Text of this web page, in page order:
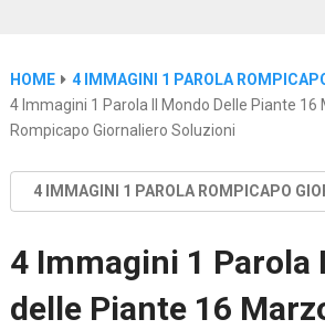
HOME
4 IMMAGINI 1 PAROLA
4 Immagini 1 Parola Il Mondo Delle Piante 16
Rompicapo Giornaliero Soluzioni
4 IMMAGINI 1 PAROLA ROMPICAPO
4 Immagini 1 Parola
delle Piante 16